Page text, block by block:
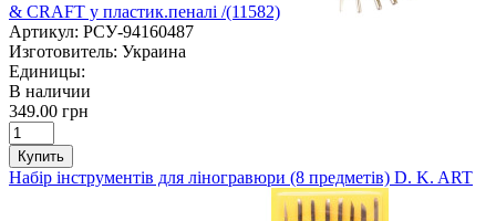
& CRAFT у пластик.пеналі /(11582)
Артикул: РСУ-94160487
Изготовитель: Украина
Единицы:
В наличии
349.00 грн
Купить
Набір інструментів для ліногравюри (8 предметів) D. K. ART